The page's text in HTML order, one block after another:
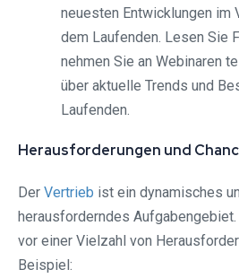
neuesten Entwicklungen im
dem Laufenden. Lesen Sie
nehmen Sie an Webinaren
über aktuelle Trends und
Laufenden.
Herausforderungen und
Der Vertrieb ist ein dynamisches
herausforderndes
vor einer Vielzahl von
Beispiel: